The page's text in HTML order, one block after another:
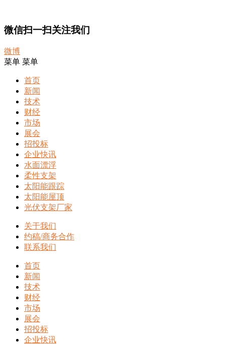
微信扫一扫关注我们
微博
菜单 菜单
首页
新闻
技术
财经
市场
展会
招投标
企业快讯
水面漂浮
柔性支架
太阳能跟踪
太阳能屋顶
光伏支架厂家
关于我们
约稿/商务合作
联系我们
首页
新闻
技术
财经
市场
展会
招投标
企业快讯